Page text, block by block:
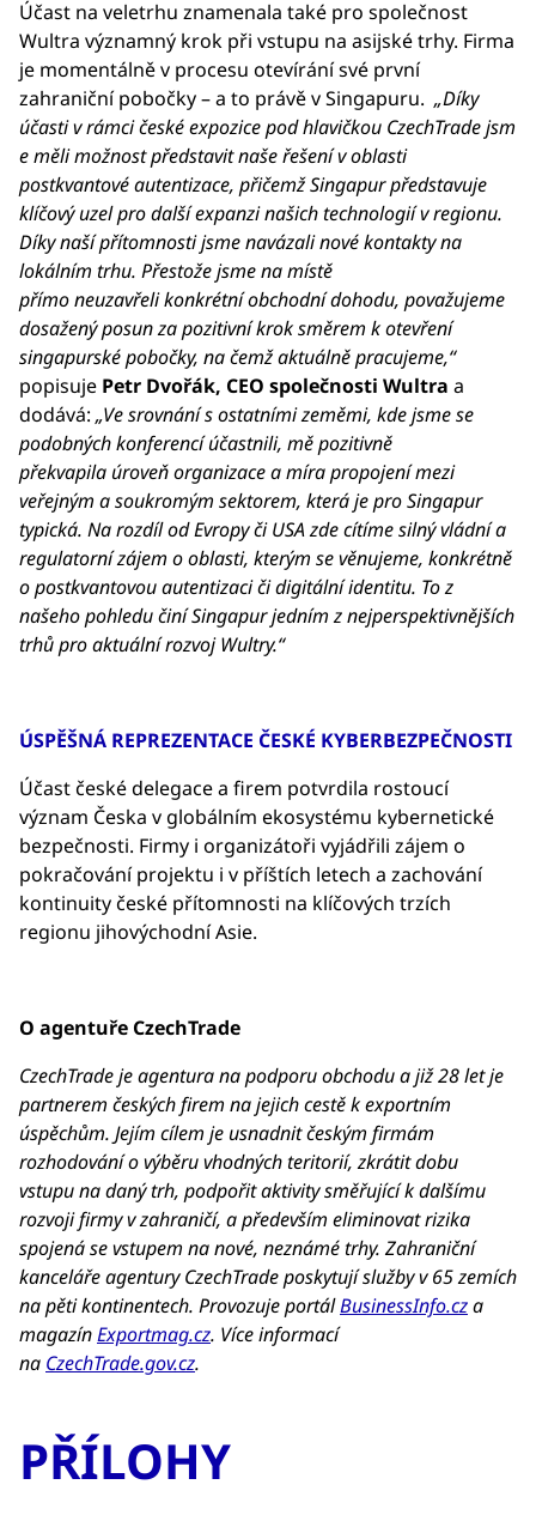
Účast na veletrhu znamenala také pro společnost
Wultra významný krok při vstupu na asijské trhy. Firma
je momentálně v procesu otevírání své první
zahraniční pobočky – a to právě v Singapuru.„Díky
účasti v rámci české expozice pod hlavičkou CzechTrade jsm
e měli možnost představit naše řešení v oblasti
postkvantové autentizace, přičemž Singapur představuje
klíčový uzel pro další expanzi našich technologií v regionu.
Díky naší přítomnosti jsme navázali nové kontakty na
lokálním trhu. Přestože jsme na místě
přímo neuzavřeli konkrétní obchodní dohodu, považujeme
dosažený posun za pozitivní krok směrem k otevření
singapurské pobočky, na čemž aktuálně pracujeme,“
popisuje Petr Dvořák, CEO společnosti Wultra a
dodává:„Ve srovnání s ostatními zeměmi, kde jsme se
podobných konferencí účastnili, mě pozitivně
překvapila úroveň organizace a míra propojení mezi
veřejným a soukromým sektorem, která je pro Singapur
typická. Na rozdíl od Evropy či USA zde cítíme silný vládní a
regulatorní zájem o oblasti, kterým se věnujeme, konkrétně
o postkvantovou autentizaci či digitální identitu. To z
našeho pohledu činí Singapur jedním z nejperspektivnějších
trhů pro aktuální rozvoj Wultry.“
ÚSPĚŠNÁ REPREZENTACE ČESKÉ KYBERBEZPEČNOSTI
Účast české delegace a firem potvrdila rostoucí
význam Česka v globálním ekosystému kybernetické
bezpečnosti. Firmy i organizátoři vyjádřili zájem o
pokračování projektu i v příštích letech a zachování
kontinuity české přítomnosti na klíčových trzích
regionu jihovýchodní Asie.
O agentuře CzechTrade
CzechTrade je agentura na podporu obchodu a již 28 let je
partnerem českých firem na jejich cestě k exportním
úspěchům. Jejím cílem je usnadnit českým firmám
rozhodování o výběru vhodných teritorií, zkrátit dobu
vstupu na daný trh, podpořit aktivity směřující k dalšímu
rozvoji firmy v zahraničí, a především eliminovat rizika
spojená se vstupem na nové, neznámé trhy. Zahraniční
kanceláře agentury CzechTrade poskytují služby v 65 zemích
na pěti kontinentech. Provozuje portálBusinessInfo.cza
magazínExportmag.cz. Více informací
na CzechTrade.gov.cz.
PŘÍLOHY